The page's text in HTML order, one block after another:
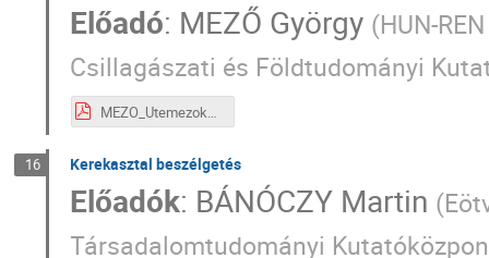
Előadó: MEZŐ György (HUN-
Csillagászati és Földtudományi
MEZO_Utemezok_4sz-1e.pdf
16 Kerekasztal beszélgetés
Előadók: BÁNÓCZY Martin (
Társadalomtudományi